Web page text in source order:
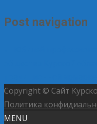
Post navigation
Copyright © Сайт
Политика
MENU